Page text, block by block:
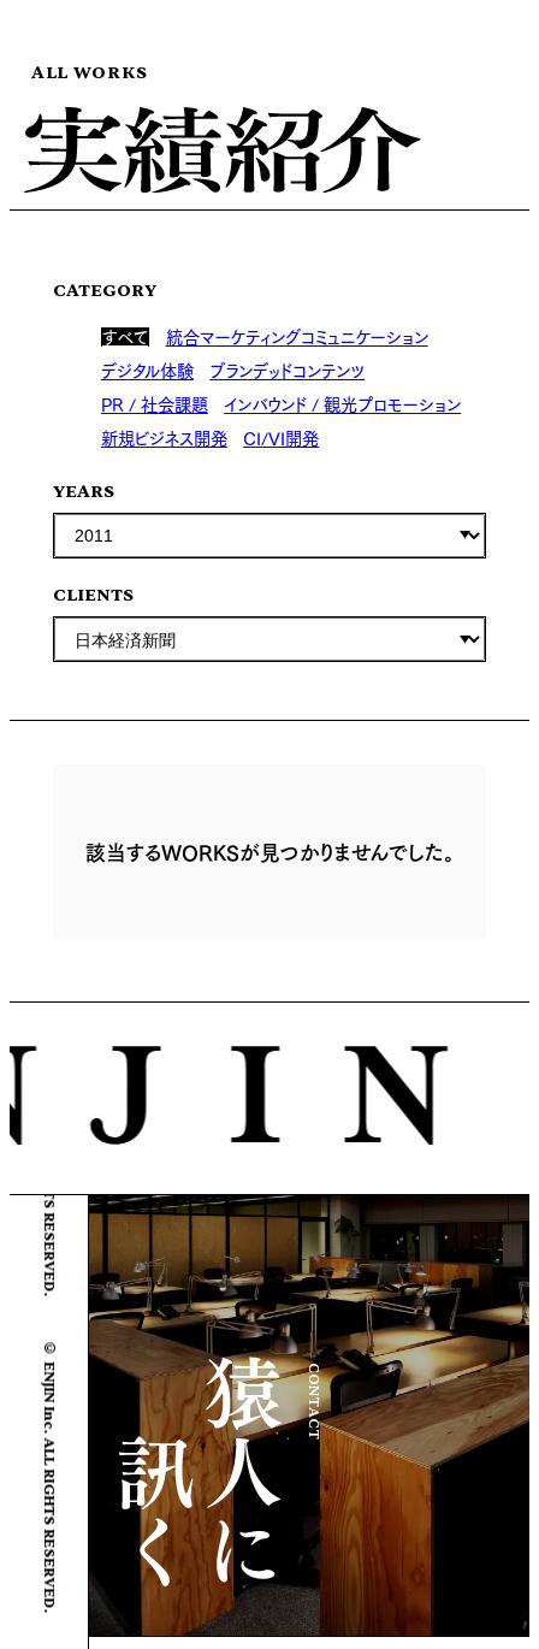
ALL WORKS
CATEGORY
すべて
統合マーケティングコミュニケーション
デジタル体験
ブランデッドコンテンツ
PR / 社会課題 インバウンド / 観光プロモーション
新規ビジネス開発 CI/VI開発
YEARS
CLIENTS
該当するWORKSが見つかりませんでした。
© ENJIN Inc. ALL RIGHTS RESERVED.
© ENJIN Inc. ALL RIGHTS RESERVED.
CONTACT